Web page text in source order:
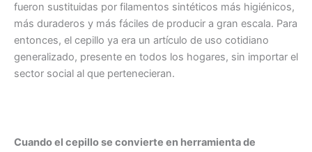
fueron sustituidas por filamentos sintéticos más higiénicos,
más duraderos y más fáciles de producir a gran escala. Para
entonces, el cepillo ya era un artículo de uso cotidiano
generalizado, presente en todos los hogares, sin importar el
sector social al que pertenecieran.
Cuando el cepillo se convierte en herramienta de